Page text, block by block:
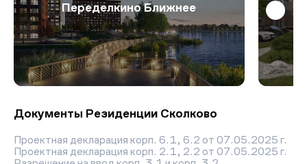
Переделкино Ближнее
Документы Резиденции Сколково
Проектная декларация корп. 6.1, 6.2 от 07.05.2025 г.
Проектная декларация корп. 2.1, 2.2 от 07.05.2025 г.